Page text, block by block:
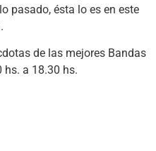
pasado, ésta lo es en este
de las mejores Bandas
hs. a 18.30 hs.